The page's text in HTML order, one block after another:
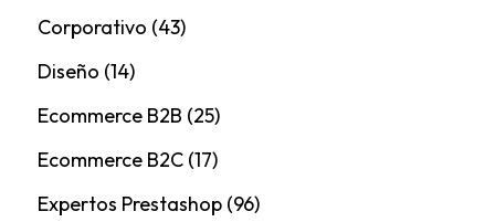
Corporativo (43)
Diseño (14)
Ecommerce B2B (25)
Ecommerce B2C(17)
Expertos Prestashop(96)